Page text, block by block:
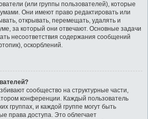
(или группы пользователей), которые
Они имеют право редактировать или
открывать, перемещать, удалять и
за который они отвечают. Основные задачи
несоответствия содержания сообщений
оскорблений.
сообщество на структурные части,
конференции. Каждый пользователь
группах, и каждой группе могут быть
права доступа. Это облегчает